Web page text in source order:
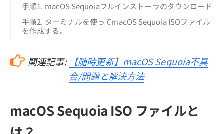
手順1. macOS Sequoiaフルインストーラのダウンロード
手順2. ターミナルを使ってmacOS Sequoia ISOファイル
を作成する。
関連記事:
【随時更新】macOS Sequoia不具
合/問題と解決方法
macOS Sequoia ISO ファイルと